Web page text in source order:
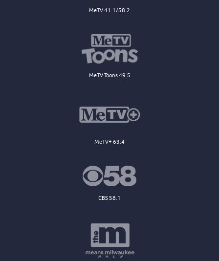
MeTV 41.1/58.2
MeTV Toons 49.5
MeTV+ 63.4
CBS 58.1